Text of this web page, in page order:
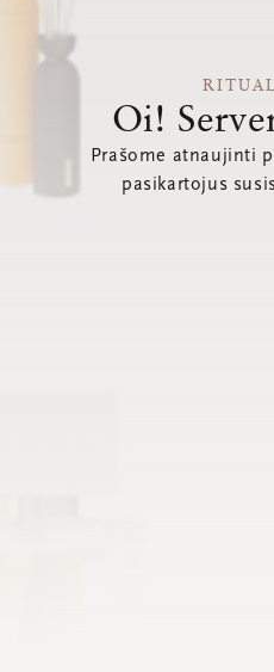
Oi!
Prašome atnaujinti
pasikartojus